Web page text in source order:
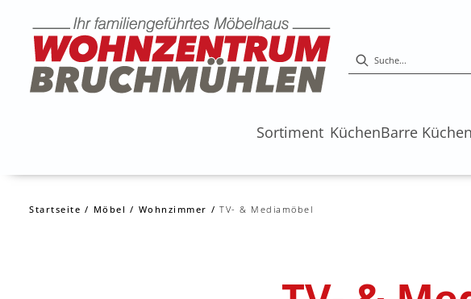
Sortiment KüchenBarre Küchen
Startseite Möbel Wohnzimmer TV- & Mediamöbel